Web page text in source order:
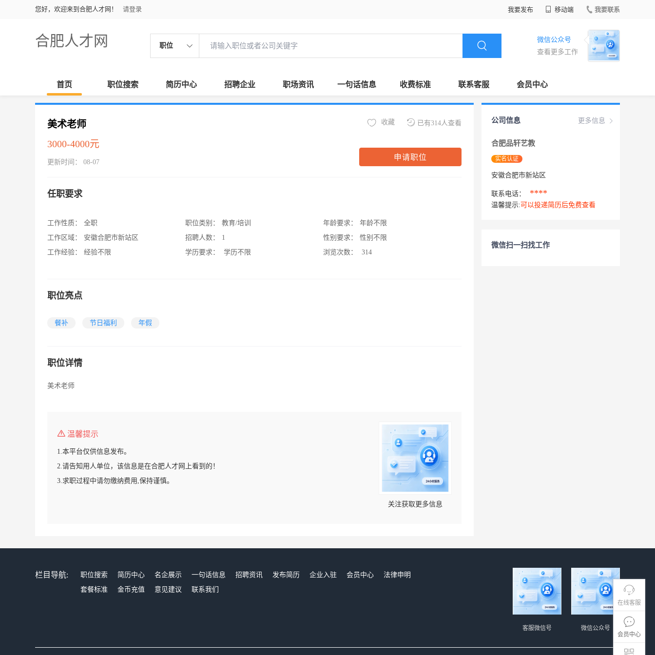
您好，欢迎来到合肥人才网！ 请登录 我要发布 移动端 我要联系
合肥人才网 职位
微信公众号
查看更多工作
首页 职位搜索 简历中心 招聘企业 职场资讯 一句话信息 收费标准 联系客服 会员中心
在线客服
会员中心
美术老师
3000-4000元
更新时间： 08-07
已有314人查看
收藏
申请职位
任职要求
工作性质：
全职
工作区域：
安徽合肥市新站区
工作经验：
经验不限
职位类别：
教育/培训
招聘人数：
1
学历要求：
学历不限
年龄要求：
年龄不限
性别要求：
性别不限
浏览次数：
314
职位亮点
餐补 节日福利 年假
职位详情
美术老师
温馨提示
1.本平台仅供信息发布。
2.请告知用人单位，该信息是在合肥人才网上看到的！
3.求职过程中请勿缴纳费用,保持谨慎。
关注获取更多信息
更多信息
公司信息
合肥品轩艺教
实名认证
安徽合肥市新站区
联系电话： ****
温馨提示: 可以投递简历后免费查看
微信扫一扫找工作
栏目导航: 职位搜索 简历中心 名企展示 一句话信息 招聘资讯 发布简历 企业入驻 会员中心
法律申明
套餐标准
金币充值 意见建议 联系我们
微信公众号
客服微信号